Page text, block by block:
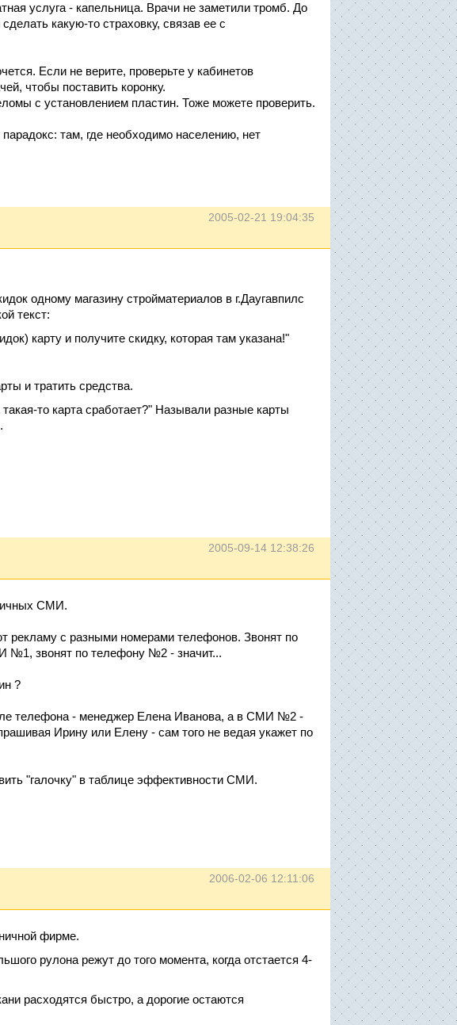
услуга - капельница. Врачи не заметили тромб. До
какую-то страховку, связав ее с
Если не верите, проверьте у кабинетов
чтобы поставить коронку.
с установлением пластин. Тоже можете проверить.
там, где необходимо населению, нет
2005-02-21 19:04:35
одному магазину стройматериалов в г.Даугавпилс
текст:
карту и получите скидку, которая там указана!"
и тратить средства.
то карта сработает?" Называли разные карты
2005-09-14 12:38:26
СМИ.
рекламу с разными номерами телефонов. Звонят по
№1, звонят по телефону №2 - значит...
?
телефона - менеджер Елена Иванова, а в СМИ №2 -
Ирину или Елену - сам того не ведая укажет по
"галочку" в таблице эффективности СМИ.
2006-02-06 12:11:06
фирме.
рулона режут до того момента, когда отстается 4-
расходятся быстро, а дорогие остаются